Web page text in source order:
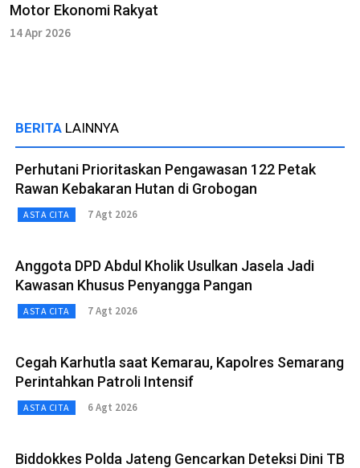
Motor Ekonomi Rakyat
14 Apr 2026
BERITA LAINNYA
Perhutani Prioritaskan Pengawasan 122 Petak
Rawan Kebakaran Hutan di Grobogan
ASTA CITA 7 Agt 2026
Anggota DPD Abdul Kholik Usulkan Jasela Jadi
Kawasan Khusus Penyangga Pangan
ASTA CITA 7 Agt 2026
Cegah Karhutla saat Kemarau, Kapolres Semarang
Perintahkan Patroli Intensif
ASTA CITA 6 Agt 2026
Biddokkes Polda Jateng Gencarkan Deteksi Dini TB